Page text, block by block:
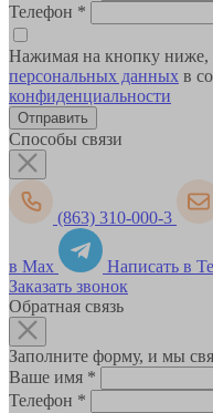
Телефон *
Нажимая на кнопку ниже,
персональных данных в
конфиденциальности
Способы связи
(863) 310-000-3
в Max
Написать в
Заказать звонок
Обратная связь
Заполните форму, и мы
Ваше имя *
Телефон *